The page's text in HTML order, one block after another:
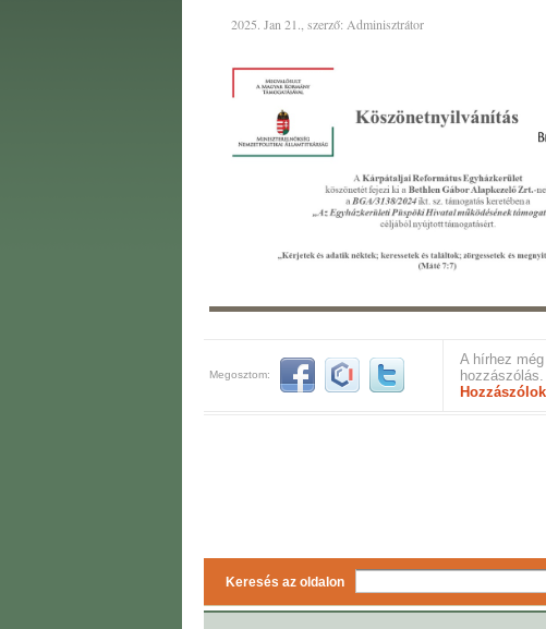
2025. Jan 21., szerző: Adminisztrátor
Megosztom:
A hírhez
hozzászólás.
Keresés az oldalon